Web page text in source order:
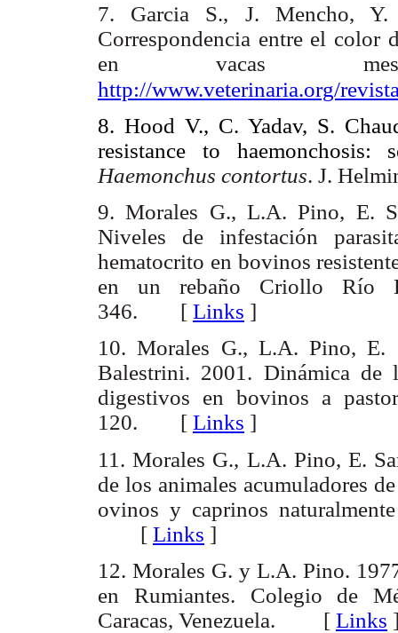
7. Garcia S., J. Mencho,
Correspondencia entre el color
en vacas
http://www.veterinaria.org/
8. Hood V., C. Yadav, S.
resistance to
Haemonchus contortus. J.
9. Morales G., L.A. Pino, E.
Niveles de infestación
hematocrito en bovinos
en un rebaño Criollo Río
346. [ Links ]
10. Morales G., L.A. Pino, E.
Balestrini. 2001. Dinámica de
digestivos en bovinos a
120. [ Links ]
11. Morales G., L.A. Pino, E.
de los animales acumuladores
ovinos y caprinos
[ Links ]
12. Morales G. y L.A. Pino.
en Rumiantes. Colegio de
Caracas, Venezuela.
[ Links